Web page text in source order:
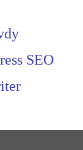
SEO